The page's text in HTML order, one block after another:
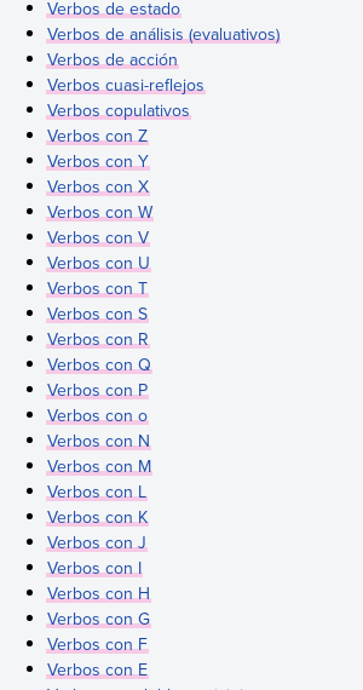
Verbos de estado
Verbos de análisis (evaluativos)
Verbos de acción
Verbos cuasi-reflejos
Verbos copulativos
Verbos con Z
Verbos con Y
Verbos con X
Verbos con W
Verbos con V
Verbos con U
Verbos con T
Verbos con S
Verbos con R
Verbos con Q
Verbos con P
Verbos con o
Verbos con N
Verbos con M
Verbos con L
Verbos con K
Verbos con J
Verbos con I
Verbos con H
Verbos con G
Verbos con F
Verbos con E